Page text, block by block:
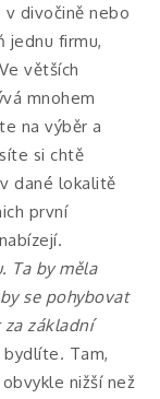
divočině nebo
jednu firmu,
větších
mnohem
na výběr a
si chtě
dané lokalitě
první
Ta by měla
se pohybovat
základní
Tam,
nižší než